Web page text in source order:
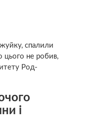
спалили
цього не робив,
Род-
і